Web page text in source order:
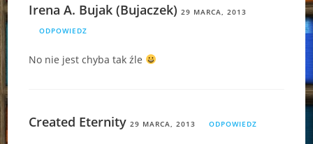
Irena A. Bujak (Bujaczek) 29 MARCA, 2013
ODPOWIEDZ
No nie jest chyba tak źle
Created Eternity 29 MARCA, 2013 ODPOWIEDZ